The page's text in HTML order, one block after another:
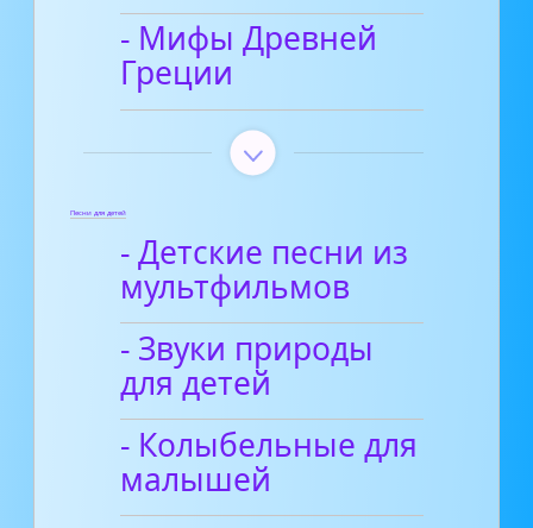
- Мифы Древней
Греции
Песни для детей
- Детские песни из
мультфильмов
- Звуки природы
для детей
- Колыбельные для
малышей